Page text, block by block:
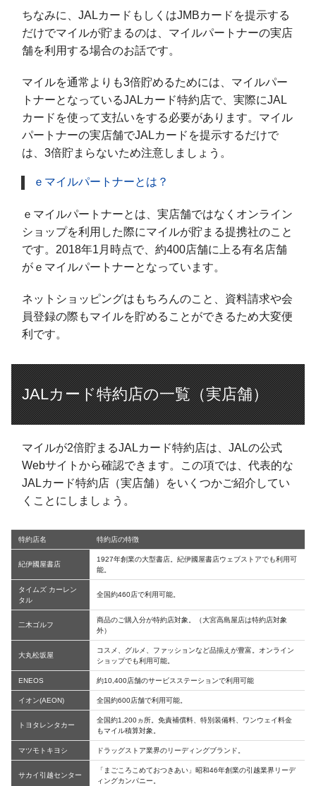
ちなみに、JALカードもしくはJMBカードを提示する
だけでマイルが貯まるのは、マイルパートナーの実店
舗を利用する場合のお話です。
マイルを通常よりも3倍貯めるためには、マイルパー
トナーとなっているJALカード特約店で、実際にJAL
カードを使って支払いをする必要があります。マイル
パートナーの実店舗でJALカードを提示するだけで
は、3倍貯まらないため注意しましょう。
ｅマイルパートナーとは？
ｅマイルパートナーとは、実店舗ではなくオンライン
ショップを利用した際にマイルが貯まる提携社のこと
です。2018年1月時点で、約400店舗に上る有名店舗
がｅマイルパートナーとなっています。
ネットショッピングはもちろんのこと、資料請求や会
員登録の際もマイルを貯めることができるため大変便
利です。
JALカード特約店の一覧（実店舗）
マイルが2倍貯まるJALカード特約店は、JALの公式
Webサイトから確認できます。この項では、代表的な
JALカード特約店（実店舗）をいくつかご紹介してい
くことにしましょう。
特約店名 特約店の特徴
紀伊國屋書店
1927年創業の大型書店。紀伊國屋書店ウェブストアでも利用可
能。
タイムズ カーレン
タル
全国約460店で利用可能。
二木ゴルフ
商品のご購入分が特約店対象。（大宮高島屋店は特約店対象
外）
大丸松坂屋
コスメ、グルメ、ファッションなど品揃えが豊富。オンライン
ショップでも利用可能。
ENEOS 約10,400店舗のサービスステーションで利用可能
イオン(AEON) 全国約600店舗で利用可能。
トヨタレンタカー
全国約1,200ヵ所。免責補償料、特別装備料、ワンウェイ料金
もマイル積算対象。
マツモトキヨシ ドラッグストア業界のリーディングブランド。
サカイ引越センター
「まごころこめておつきあい」昭和46年創業の引越業界リーデ
ィングカンパニー。